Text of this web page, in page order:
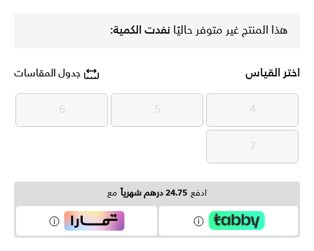
هذا المنتج غير متوفر حاليًا نفدت الكمية:
اختر القياس جدول المقاسات
4
5
5
6
6
7
7
ادفع 24.75 درهم شهرياً مع